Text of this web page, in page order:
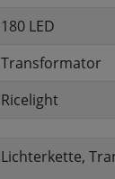
180 LED
Transformator
Ricelight
Lichterkette,